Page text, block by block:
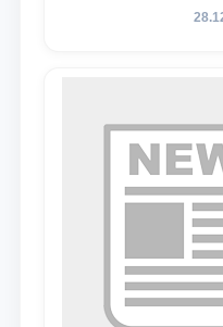
конференция